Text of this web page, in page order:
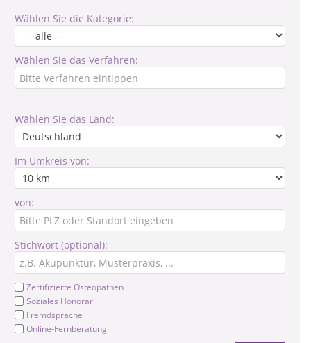
Wählen Sie die Kategorie:
Wählen Sie das Verfahren:
Wählen Sie das Land:
Im Umkreis von:
von:
Stichwort (optional):
Zertifizierte Osteopathen
Soziales Honorar
Fremdsprache
Online-Fernberatung